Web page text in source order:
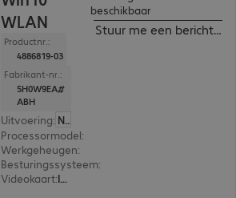
WLAN
Productnr.:
4886819-03
Fabrikant-nr.:
5H0W9EA#
ABH
Uitvoering:
Nederland
Processormodel:
Werkgeheugen:
Besturingssysteem:
Videokaart: Intel UHD Graphics
beschikbaar
Stuur me een bericht